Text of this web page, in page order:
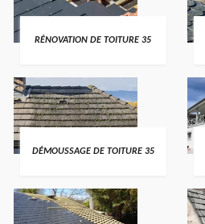
RÉNOVATION DE TOITURE 35
DÉMOUSSAGE DE TOITURE 35